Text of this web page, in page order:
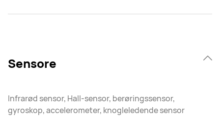
Sensore
Infrarød sensor, Hall-sensor, berøringssensor,
gyroskop, accelerometer, knogleledende sensor